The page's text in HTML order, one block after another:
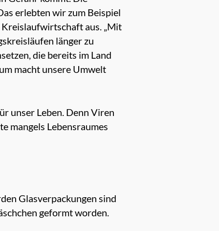
erlebten wir zum Beispiel
aus. „Mit
länger zu
die bereits im Land
macht unsere Umwelt
unser Leben. Denn Viren
mangels Lebensraumes
Glasverpackungen sind
geformt worden.